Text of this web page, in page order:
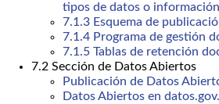
tipos de datos o
7.1.3 Esquema de
7.1.4 Programa de gestión
7.1.5 Tablas de retención
7.2 Sección de Datos Abiertos
Publicación de Datos
Datos Abiertos en